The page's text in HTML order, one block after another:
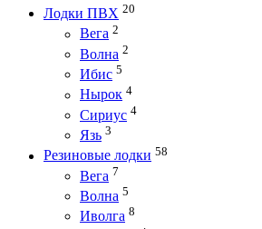
Лодки ПВХ 20
Вега 2
Волна 2
Ибис 5
Нырок 4
Сириус 4
Язь 3
Резиновые лодки 58
Вега 7
Волна 5
Иволга 8